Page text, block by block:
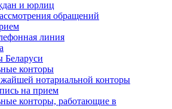
и юрлиц
обращений
линия
Беларуси
конторы
нотариальной конторы
на прием
конторы, работающие в